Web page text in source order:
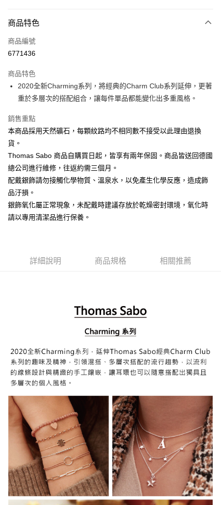
信用卡一次付款
Apple Pay
ATM付款
黑貓宅急便
商品特色
商品編號
6771436
商品特色
2020全新Charming系列，將經典的Charm Club系列延伸，更著
重於多層次的搭配組合，讓每件單品都能變化出多重風格。
銷售重點
本商品採用天然礦石，每顆紋路均不相同數不接受以此理由退換
貨。
Thomas Sabo 商品自購買日起，皆享有兩年保固。商品皆送回德國
總公司進行維修，往返約需三個月。
配戴銀飾請勿接觸化學物質、溫泉水，以免產生化學反應，造成飾
品汙損。
銀飾氧化屬正常現象，未配戴時建議存放於乾燥密封環境，氧化時
請以專用清潔品進行保養。
詳細說明 商品規格 相關推薦